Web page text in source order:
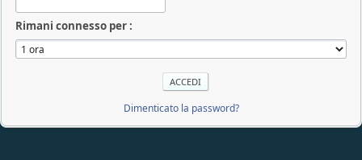
Rimani connesso per :
Dimenticato la password?